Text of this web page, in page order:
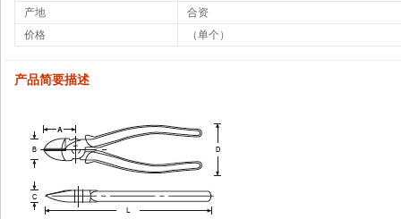
产地
合资
价格
（单个）
产品简要描述